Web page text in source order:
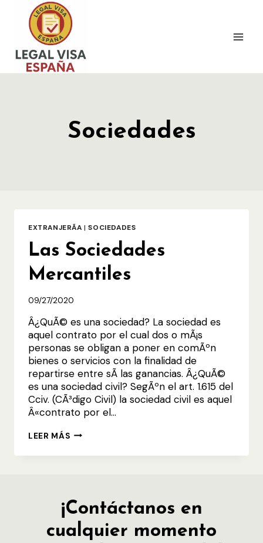
contenido
Sociedades
EXTRANJERÃ­A |SOCIEDADES
Las Sociedades
Mercantiles
09/27/2020
Â¿QuÃ© es una sociedad? La sociedad es
aquel contrato por el cual dos o mÃ¡s
personas se obligan a poner en comÃºn
bienes o servicios con la finalidad de
repartirse entre sÃ­ las ganancias. Â¿QuÃ©
es una sociedad civil? SegÃºn el art. 1.615 del
Cciv. (CÃ³digo Civil) la sociedad civil es aquel
Â«contrato por el…
LEER MÁSLAS
¡Contáctanos en
cualquier momento